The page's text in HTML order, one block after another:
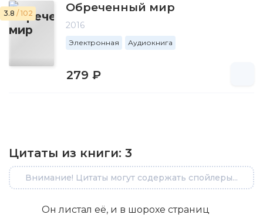
3.8 / 102 Обреченный мир
2016
Электронная Аудиокнига
279 ₽
Цитаты из книги: 3
Внимание! Цитаты могут содержать спойлеры...
Он листал её, и в шорохе страниц